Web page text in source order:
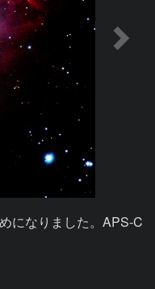
になりました。APS-C